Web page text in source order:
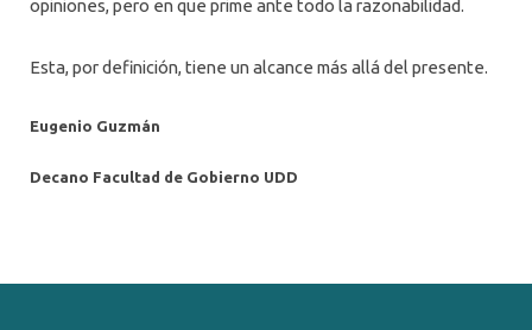
opiniones, pero en que prime ante todo la razonabilidad.
Esta, por definición, tiene un alcance más allá del presente.
Eugenio Guzmán
Decano Facultad de Gobierno UDD